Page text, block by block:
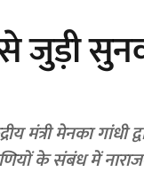
से जुड़ी
मंत्री मेनका
के संबंध में